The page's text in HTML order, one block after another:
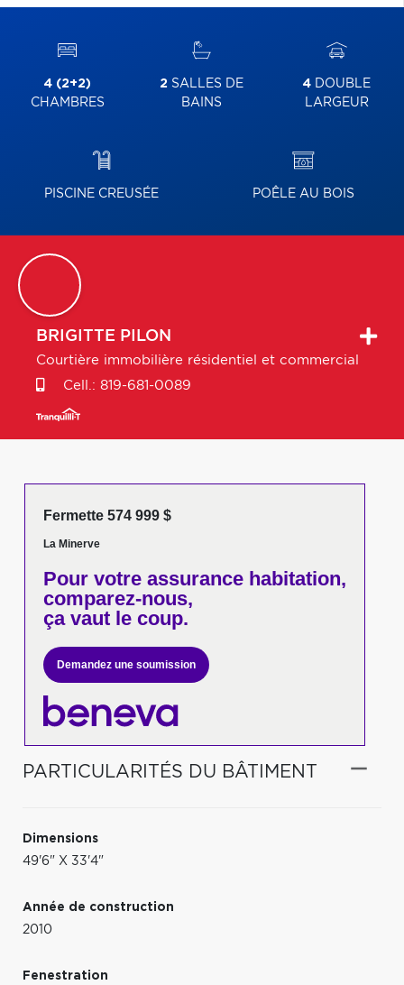
4 (2+2)
CHAMBRES
2 SALLES DE
BAINS
4 DOUBLE
LARGEUR
PISCINE CREUSÉE POÊLE AU BOIS
BRIGITTE PILON
Courtière immobilière résidentiel et commercial
Cell.: 819-681-0089
Fermette 574 999 $
La Minerve
Pour votreassurance habitation,
comparez-nous,
ça vaut le coup.
Demandez une soumission
PARTICULARITÉS DU BÂTIMENT
Dimensions
49'6" X 33'4"
Année de construction
2010
Fenestration